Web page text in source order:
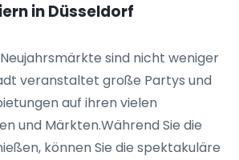
in Düsseldorf
sind nicht weniger
veranstaltet große Partys und
auf ihren vielen
und Märkten.Während Sie die
können Sie die spektakuläre